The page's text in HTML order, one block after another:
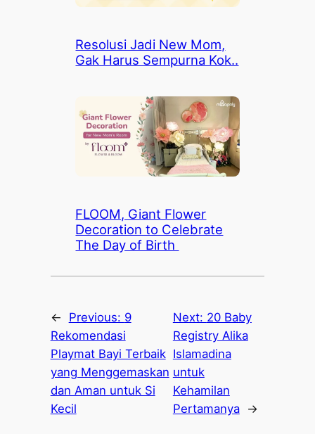
Resolusi Jadi New Mom,
Gak Harus Sempurna Kok..
FLOOM, Giant Flower
Decoration to Celebrate
The Day of Birth
← Previous: 9
Rekomendasi
Playmat Bayi Terbaik
yang Menggemaskan
dan Aman untuk Si
Kecil
Next: 20 Baby
Registry Alika
Islamadina
untuk
Kehamilan
Pertamanya
→